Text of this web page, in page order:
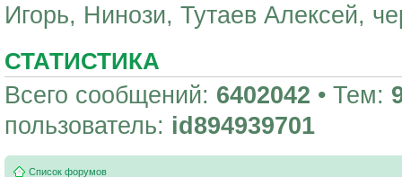
Игорь, Нинози, Тутаев Алексей,
СТАТИСТИКА
Всего сообщений: 6402042 • Тем:
пользователь: id894939701
Список форумов